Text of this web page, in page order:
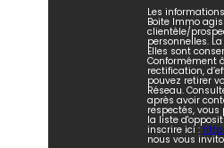
Les
Boite Immo
clientèle/
personnelles.
Elles sont
Conformément
rectification,
pouvez retirer
Réseau.
après avoir
respectés, vous
la liste
inscrire ici :
nous vous